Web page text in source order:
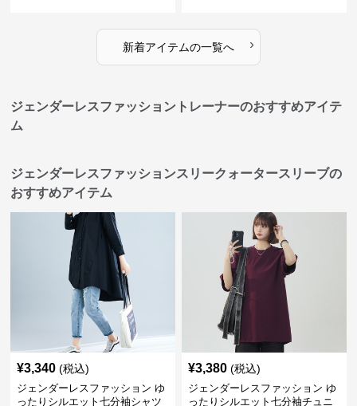
新着アイテムの一覧へ ›
ジェンダーレスファッショントレーナーのおすすめアイテ
ム
ジェンダーレスファッションスリークォータースリーブの
おすすめアイテム
¥3,340 (税込)
ジェンダーレスファッション ゆ
ったりシルエット七分袖シャツ
¥3,380 (税込)
ジェンダーレスファッション ゆ
ったりシルエット七分袖チュニ